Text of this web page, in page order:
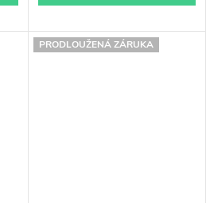
PRODLOUŽENÁ ZÁRUKA